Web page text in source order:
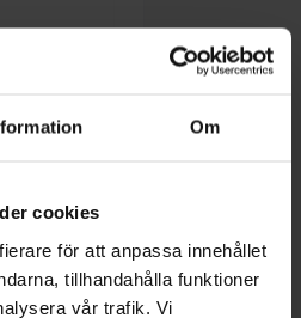
Om
cookies
för att anpassa innehållet
tillhandahålla funktioner
vår trafik. Vi